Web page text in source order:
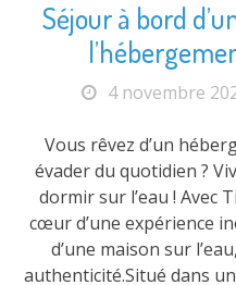
Séjour à bord
4 novembre
Vous rêvez d’un
évader du quotidien ?
dormir sur l’eau ! Avec
cœur d’une expérience
d’une maison sur
authenticité.Situé dans